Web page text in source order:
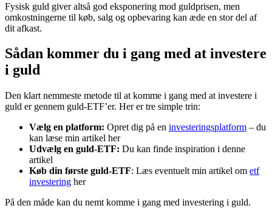
Fysisk guld giver altså god eksponering mod guldprisen, men
omkostningerne til køb, salg og opbevaring kan æde en stor del af
dit afkast.
Sådan kommer du i gang med at investere
i guld
Den klart nemmeste metode til at komme i gang med at investere i
guld er gennem guld-ETF’er. Her er tre simple trin:
Vælg en platform: Opret dig på en investeringsplatform – du
kan læse min artikel her
Udvælg en guld-ETF: Du kan finde inspiration i denne
artikel
Køb din første guld-ETF: Læs eventuelt min artikel om etf
investering her
På den måde kan du nemt komme i gang med investering i guld.